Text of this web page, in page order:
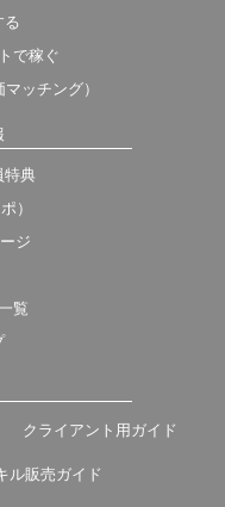
る
で稼ぐ
ッチング）
特典
）
ジ
覧
クライアント用ガイド
ル販売ガイド